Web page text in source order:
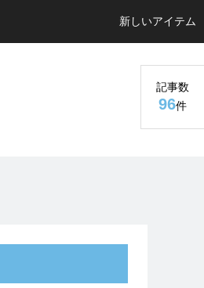
新しいアイテム
記事数
96件